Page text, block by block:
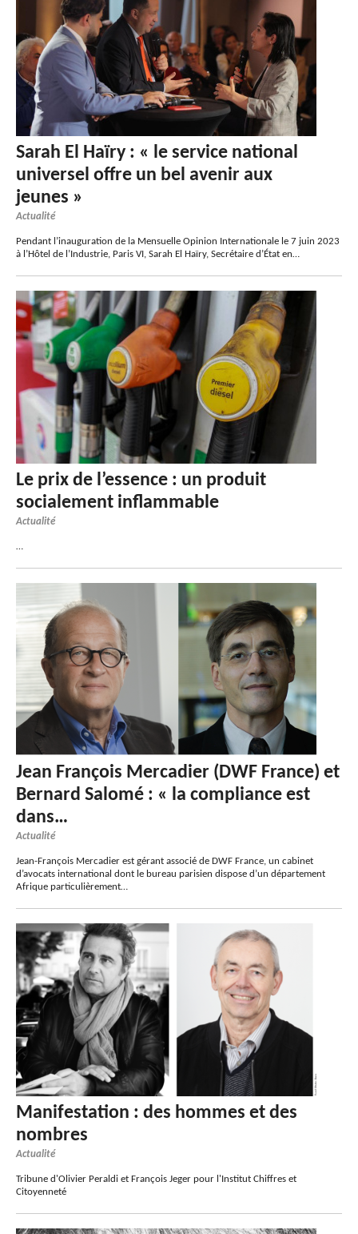
Sarah El Haïry : « le service national
universel offre un bel avenir aux
jeunes »
Actualité
Pendant l’inauguration de la Mensuelle Opinion Internationale le 7 juin 2023
à l’Hôtel de l’Industrie, Paris VI, Sarah El Haïry, Secrétaire d’État en…
Le prix de l’essence : un produit
socialement inflammable
Actualité
…
Jean François Mercadier (DWF France) et
Bernard Salomé : « la compliance est
dans…
Actualité
Jean-François Mercadier est gérant associé de DWF France, un cabinet
d’avocats international dont le bureau parisien dispose d’un département
Afrique particulièrement…
Manifestation : des hommes et des
nombres
Actualité
Tribune d'Olivier Peraldi et François Jeger pour l'Institut Chiffres et
Citoyenneté